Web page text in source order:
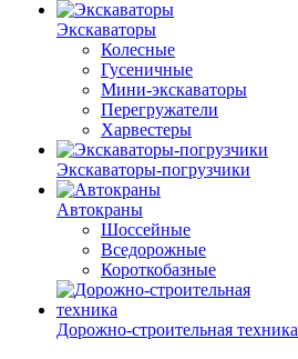
Экскаваторы
Колесные
Гусеничные
Мини-экскаваторы
Перегружатели
Харвестеры
Экскаваторы-погрузчики
Автокраны
Шоссейные
Вседорожные
Короткобазные
Дорожно-строительная техника